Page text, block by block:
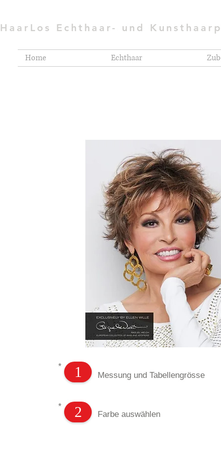
Home Echthaar
HaarLos Echthaar- und
2
1 Messung und Tabellengrösse
Farbe auswählen
*
*